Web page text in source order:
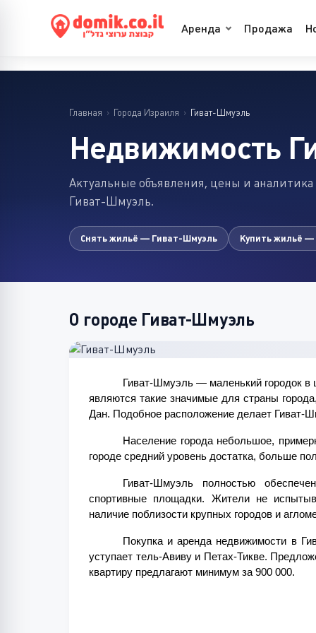
Аренда Продажа
Главная › Города Израиля › Гиват-Шмуэль
Недвижимость
Актуальные объявления, цены и
Гиват-Шмуэль.
Снять жильё — Гиват-Шмуэль Купить жильё
О городе Гиват-Шмуэль
Гиват-Шмуэль — маленький городок в
являются такие значимые для страны
Дан. Подобное расположение делает Гиват-
Население города небольшое,
городе средний уровень достатка, больше
Гиват-Шмуэль полностью
спортивные площадки. Жители не
наличие поблизости крупных городов и
Покупка и аренда недвижимости в
уступает тель-Авиву и Петах-Тикве.
квартиру предлагают минимум за 900 000.